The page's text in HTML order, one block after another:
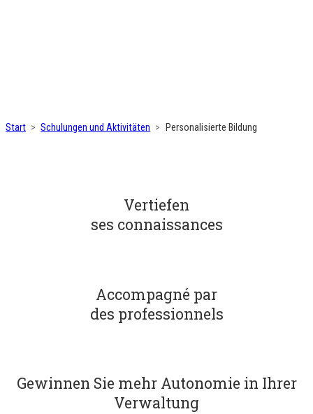
Start Schulungen und Aktivitäten Personalisierte Bildung
Vertiefen
ses connaissances
Accompagné par
des professionnels
Gewinnen Sie mehr Autonomie in Ihrer
Verwaltung